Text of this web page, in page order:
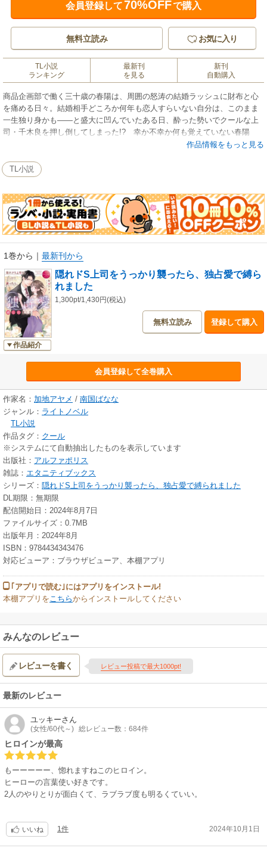
会員登録して70%OFFで購入
無料立読み お気に入り
TL小説
ランキング
最新刊
を見る
新刊
自動購入
商品企画部で働く三十歳の春陽は、周囲の怒涛の結婚ラッシュに財布と心
を痛める日々。結婚相手どころか何年も恋人すらいない自分は、このまま
一生独り身かも――と盛大に凹んでいたある日、酔った勢いでクールな上
司・千木良を押し倒してしまった!? 幸か不幸か何も覚えていない春陽
に、全てなかったことにしてくれた千木良。だけど、不意打ちのように甘
しまい……。「どうやら私は、かなり独占欲が強い、嫉妬深い男のようだ
よ」クールな隠れドＳ上司をうっかりその気にさせてしまったアラサー女
子の、甘すぎる受難！ ※電子版は単行本をもとに編集しています。
作品情報をもっと見る
TL小説
1巻から ｜ 最新刊から
作品紹介
隠れドS上司をうっかり襲ったら、独占愛で縛ら
れました
1,300pt/1,430円(税込)
無料立読み 登録して購入
会員登録して全巻購入
作家名： 加地アヤメ / 南国ばなな
ジャンル： ライトノベル
TL小説
作品タグ： クール
※システムにて自動抽出したものを表示しています
出版社： アルファポリス
雑誌： エタニティブックス
シリーズ： 隠れドS上司をうっかり襲ったら、独占愛で縛られました
DL期限：無期限
配信開始日：2024年8月7日
ファイルサイズ：0.7MB
出版年月：2024年8月
ISBN：9784434343476
対応ビューア：ブラウザビューア、本棚アプリ
｢アプリで読む｣にはアプリをインストール!
本棚アプリを こちらからインストールしてください
みんなのレビュー
レビューを書く レビュー投稿で最大1000pt!
最新のレビュー
ユッキーさん
(女性/60代～) 総レビュー数：684件
ヒロインが最高
もーーーーー、惚れますねこのヒロイン。
ヒーローの言葉使い好きです。
2人のやりとりが面白くて、ラブラブ度も明るくていい。
いいね 1件 2024年10月1日